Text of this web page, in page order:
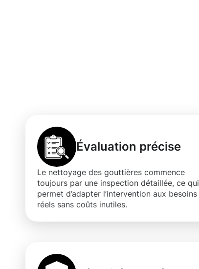
Évaluation précise
Le nettoyage des gouttières commence
toujours par une inspection détaillée, ce qui
permet d’adapter l’intervention aux besoins
réels sans coûts inutiles.